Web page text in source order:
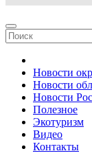
Новости
Новости
Новости
Полезное
Экотуризм
Видео
Контакты